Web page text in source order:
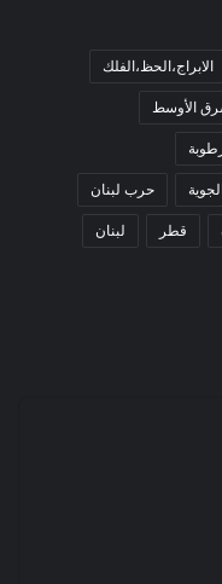
الابراج،الحظ،الفلك
الأوسط
حرب لبنان
قطر لبنان